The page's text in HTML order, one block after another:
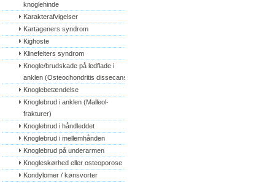
knoglehinde
Karakterafvigelser
Kartageners syndrom
Kighoste
Klinefelters syndrom
Knogle/brudskade på ledflade i
anklen (Osteochondritis dissecans)
Knoglebetændelse
Knoglebrud i anklen (Malleol-
frakturer)
Knoglebrud i håndleddet
Knoglebrud i mellemhånden
Knoglebrud på underarmen
Knogleskørhed eller osteoporose
Kondylomer / kønsvorter